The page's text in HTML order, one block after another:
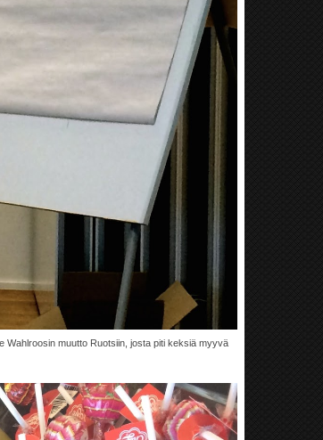
Wahlroosin muutto Ruotsiin, josta piti keksiä myyvä